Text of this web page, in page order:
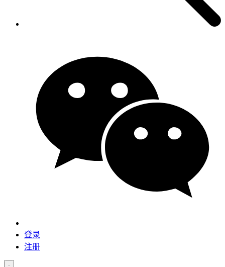
登录
注册